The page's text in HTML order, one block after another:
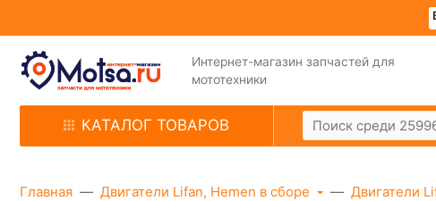
Интернет-магазин запчастей для
мототехники
КАТАЛОГ ТОВАРОВ
Главная Двигатели Lifan, Hemen в сборе Двигатели